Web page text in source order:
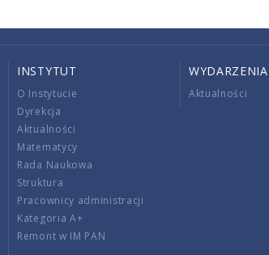
INSTYTUT
O Instytucie
Dyrekcja
Aktualności
Matematycy
Rada Naukowa
Struktura
Pracownicy administracji
Kategoria A+
Remont w IM PAN
WYDARZENIA
Aktualności